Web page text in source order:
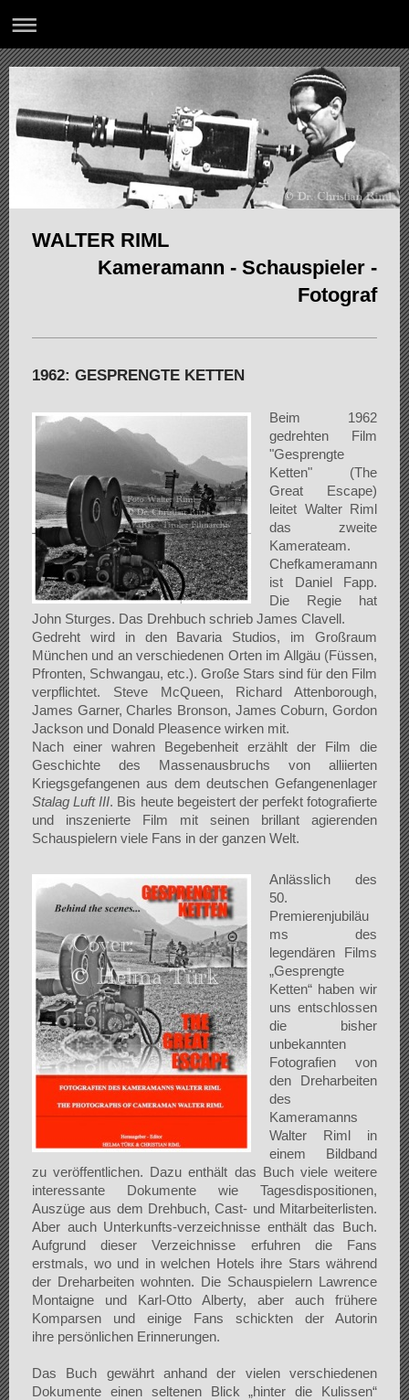
WALTER RIML
Kameramann - Schauspieler -
Fotograf
1962: GESPRENGTE KETTEN
Beim 1962
gedrehten Film
"Gesprengte
Ketten" (The
Great Escape)
leitet Walter Riml
das zweite
Kamerateam.
Chefkameramann
ist Daniel Fapp.
Die Regie hat
John Sturges. Das Drehbuch schrieb James Clavell.
Gedreht wird in den Bavaria Studios, im Großraum
München und an verschiedenen Orten im Allgäu (Füssen,
Pfronten, Schwangau, etc.). Große Stars sind für den Film
verpflichtet. Steve McQueen, Richard Attenborough,
James Garner, Charles Bronson, James Coburn, Gordon
Jackson und Donald Pleasence wirken mit.
Nach einer wahren Begebenheit erzählt der Film die
Geschichte des Massenausbruchs von alliierten
Kriegsgefangenen aus dem deutschen Gefangenenlager
Stalag Luft III. Bis heute begeistert der perfekt fotografierte
und inszenierte Film mit seinen brillant agierenden
Schauspielern viele Fans in der ganzen Welt.
Anlässlich des
50.
Premierenjubiläu
ms des
legendären Films
„Gesprengte
Ketten“ haben wir
uns entschlossen
die bisher
unbekannten
Fotografien von
den Dreharbeiten
des
Kameramanns
Walter Riml in
einem Bildband
zu veröffentlichen. Dazu enthält das Buch viele weitere
interessante Dokumente wie Tagesdispositionen,
Auszüge aus dem Drehbuch, Cast- und Mitarbeiterlisten.
Aber auch Unterkunfts-verzeichnisse enthält das Buch.
Aufgrund dieser Verzeichnisse erfuhren die Fans
erstmals, wo und in welchen Hotels ihre Stars während
der Dreharbeiten wohnten. Die Schauspielern Lawrence
Montaigne und Karl-Otto Alberty, aber auch frühere
Komparsen und einige Fans schickten der Autorin
ihre persönlichen Erinnerungen.
Das Buch gewährt anhand der vielen verschiedenen
Dokumente einen seltenen Blick „hinter die Kulissen“